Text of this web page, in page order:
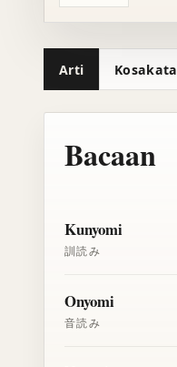
Arti Kosakata
Bacaan
Kunyomi
訓読み
Onyomi
音読み